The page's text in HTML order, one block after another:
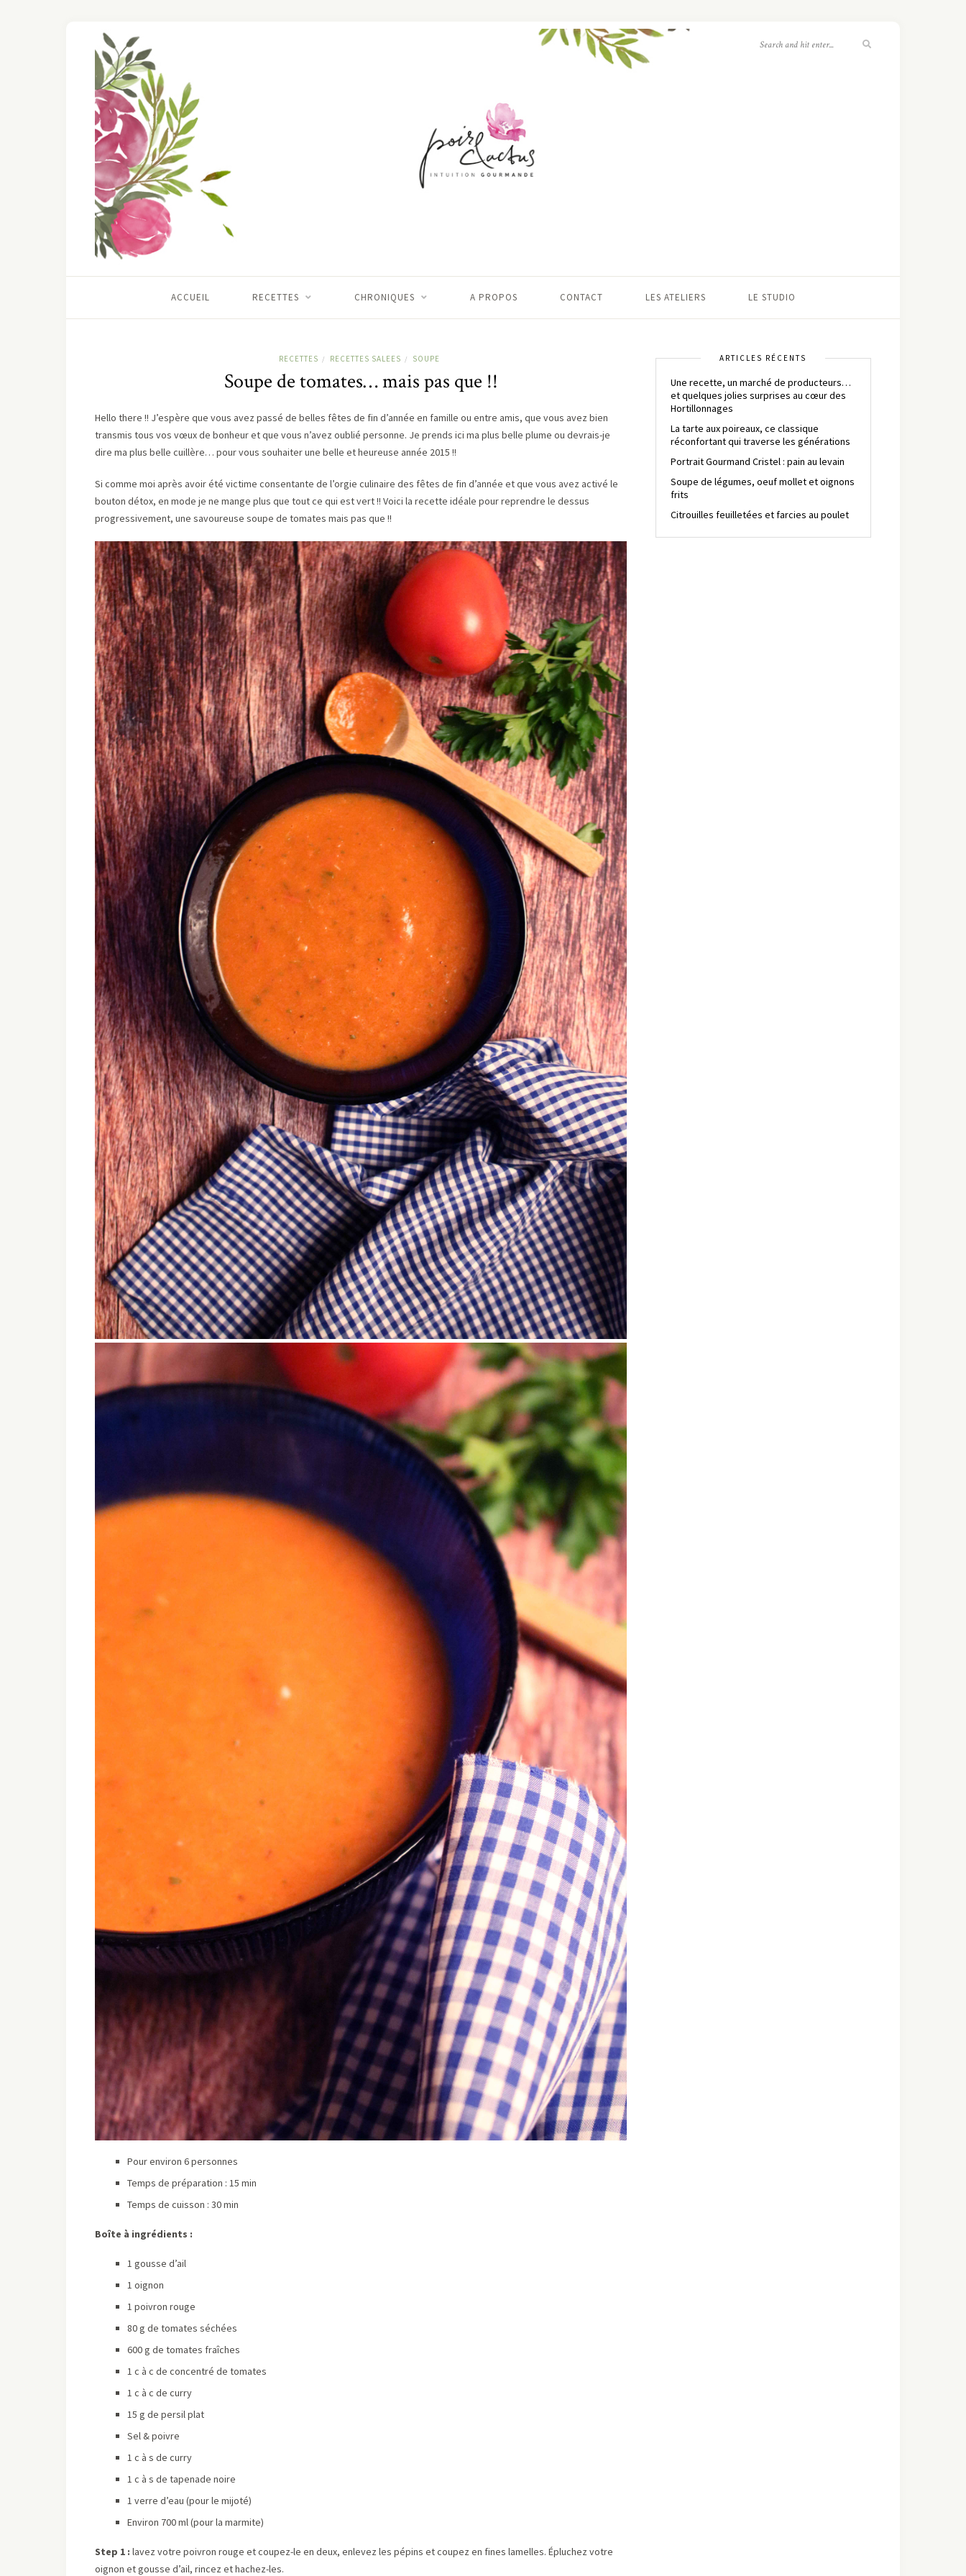
ACCUEIL RECETTES CHRONIQUES A PROPOS CONTACT LES ATELIERS LE STUDIO
RECETTES / RECETTES SALEES / SOUPE
Soupe de tomates… mais pas que !!
Hello there !! J’espère que vous avez passé de belles fêtes de fin d’année en famille ou entre amis, que vous avez bien
transmis tous vos vœux de bonheur et que vous n’avez oublié personne. Je prends ici ma plus belle plume ou devrais-je
dire ma plus belle cuillère… pour vous souhaiter une belle et heureuse année 2015 !!
Si comme moi après avoir été victime consentante de l’orgie culinaire des fêtes de fin d’année et que vous avez activé le
bouton détox, en mode je ne mange plus que tout ce qui est vert !! Voici la recette idéale pour reprendre le dessus
progressivement, une savoureuse soupe de tomates mais pas que !!
Pour environ 6 personnes
Temps de préparation : 15 min
Temps de cuisson : 30 min
Boîte à ingrédients :
1 gousse d’ail
1 oignon
1 poivron rouge
80 g de tomates séchées
600 g de tomates fraîches
1 c à c de concentré de tomates
1 c à c de curry
15 g de persil plat
Sel & poivre
1 c à s de curry
1 c à s de tapenade noire
1 verre d’eau (pour le mijoté)
Environ 700 ml (pour la marmite)
Step 1 : lavez votre poivron rouge et coupez-le en deux, enlevez les pépins et coupez en fines lamelles. Épluchez votre
oignon et gousse d’ail, rincez et hachez-les.
ARTICLES RÉCENTS
Une recette, un marché de producteurs…
et quelques jolies surprises au cœur des
Hortillonnages
La tarte aux poireaux, ce classique
réconfortant qui traverse les générations
Portrait Gourmand Cristel : pain au levain
Soupe de légumes, oeuf mollet et oignons
frits
Citrouilles feuilletées et farcies au poulet